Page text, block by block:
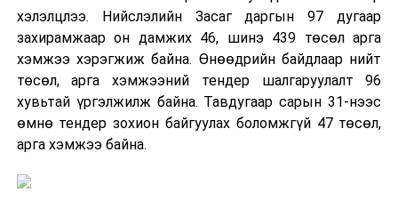
хэлэлцлээ. Нийслэлийн Засаг даргын 97 дугаар
захирамжаар он дамжих 46, шинэ 439 төсөл арга
хэмжээ хэрэгжиж байна. Өнөөдрийн байдлаар нийт
төсөл, арга хэмжээний тендер шалгаруулалт 96
хувьтай үргэлжилж байна. Тавдугаар сарын 31-нээс
өмнө тендер зохион байгуулах боломжгүй 47 төсөл,
арга хэмжээ байна.